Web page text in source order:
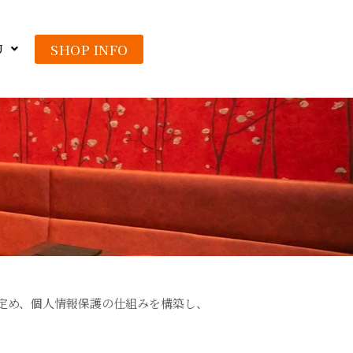
、個人情報保護の仕組みを構築し、
SHOP INFO